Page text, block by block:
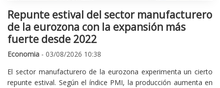
Repunte estival del sector manufacturero
de la eurozona con la expansión más
fuerte desde 2022
Economia - 03/08/2026 10:38
El sector manufacturero de la eurozona experimenta un cierto
repunte estival. Según el índice PMI, la producción aumenta en